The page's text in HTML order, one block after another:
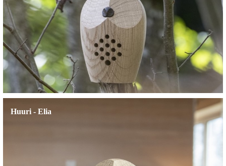
Huuri - Elia